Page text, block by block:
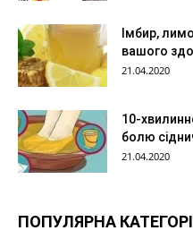
Імбир,
вашого
21.04.2020
10-
болю
21.04.2020
ПОПУЛЯРНА